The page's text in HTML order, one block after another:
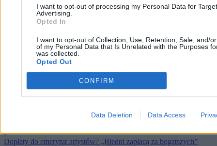
I want to opt-out of processing my Personal Data for
Advertising.
Opted In
I want to opt-out of Collection, Use, Retention, Sale, and/
of my Personal Data that Is Unrelated with the Purposes
was collected.
Opted Out
CONFIRM
Data Deletion Data Access
Nowe dopłaty dla artystów. Krzysztof Stanowski
punktuje nieścisłości w ustawie
Agnieszka Waś-Turecka
Najpopularniejsze
Nowe dopłaty dla artystów. Krzysztof Stanowski punktuje
2
Dopłaty do emerytur artystów? „Biedni zapłacą za bogatszych”